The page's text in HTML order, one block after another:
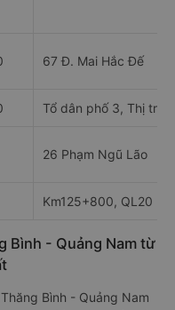
67 Đ. Mai Hắc Đế
Tổ dân phố 3, Thị trấn
26 Phạm Ngũ Lão
Km125+800, QL20
Bình - Quảng Nam từ
Bình - Quảng Nam